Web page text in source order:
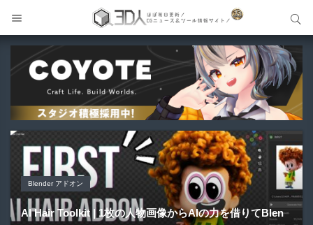
Blender アドオン
AI Hair Toolkit | 1枚の人物画像からAIの力を借りてBlen
Blender アドオン
Blender アドオン
Atlas2Mesh | テクスチャアトラス内のアルファ形状を自
製品＆ハードウェア-Product&Hardware
QIDI Plus5 | 320mm角の大型造形＆65℃チャンバー加熱
Unity アセット
NonToon - lilToon開発者による新たなキャラクター向け
サイト内検索